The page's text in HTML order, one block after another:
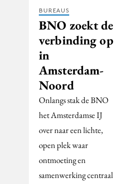
BUREAUS
BNO zoekt de
verbinding op
in
Amsterdam-
Noord
Onlangs stak de BNO
het Amsterdamse IJ
over naar een lichte,
open plek waar
ontmoeting en
samenwerking centraal